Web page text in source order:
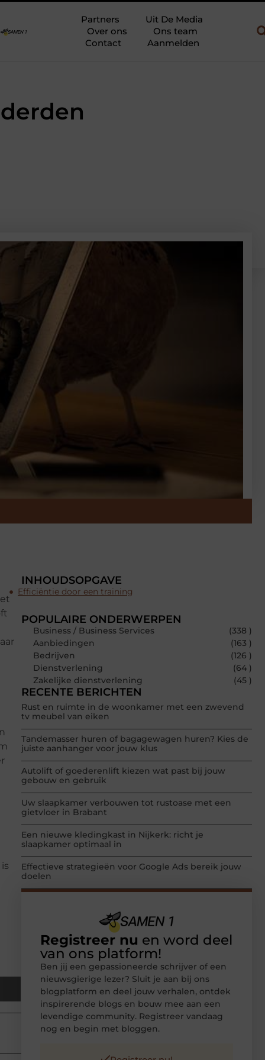
Partners
Uit De Media
Over ons
Ons team
Contact
Aanmelden
INHOUDSOPGAVE
Efficiëntie door een training
POPULAIRE ONDERWERPEN
Business / Business Services
(338 )
Aanbiedingen
(163 )
Bedrijven
(126 )
Dienstverlening
(64 )
Zakelijke dienstverlening
(45 )
RECENTE BERICHTEN
Rust en ruimte in de woonkamer met een zwevend
tv meubel van eiken
Tandemasser huren of bagagewagen huren? Kies de
juiste aanhanger voor jouw klus
Autolift of goederenlift kiezen wat past bij jouw
gebouw en gebruik
Uw slaapkamer verbouwen tot rustoase met een
gietvloer in Brabant
Een nieuwe kledingkast in Nijkerk: richt je
slaapkamer optimaal in
Effectieve strategieën voor Google Ads bereik jouw
doelen
Registreer nu en word deel
van ons platform!
Ben jij een gepassioneerde schrijver of een
nieuwsgierige lezer? Sluit je aan bij ons
blogplatform en deel jouw verhalen, ontdek
inspirerende blogs en bouw mee aan een
levendige community. Registreer vandaag
nog en begin met bloggen.